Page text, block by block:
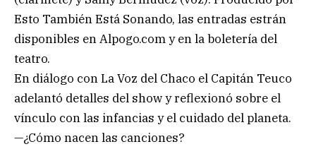
Esto También Está Sonando, las entradas estrán
disponibles en Alpogo.com y en la boletería del
teatro.
En diálogo con La Voz del Chaco el Capitán Teuco
adelantó detalles del show y reflexionó sobre el
vínculo con las infancias y el cuidado del planeta.
—¿Cómo nacen las canciones?